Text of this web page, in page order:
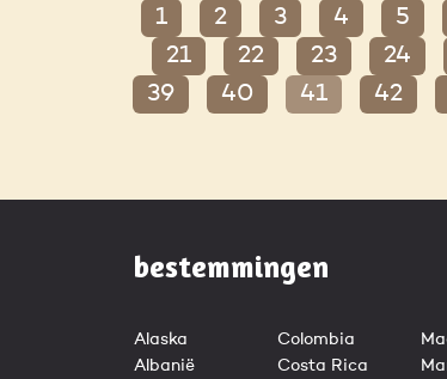
1 2 3 4 5
21
22 23 24
39
40 41 42
bestemmingen
Alaska
Albanië
Colombia
Costa Rica